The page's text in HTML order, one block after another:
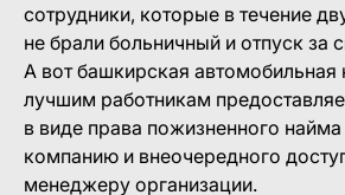
сотрудники, которые в течение
не брали больничный и отпуск за
А вот башкирская
лучшим работникам
в виде права пожизненного
компанию и внеочередного
менеджеру организации.